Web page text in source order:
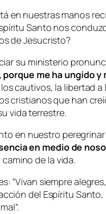
en nuestras manos
Santo nos
de Jesucristo?
su ministerio
me ha ungido y
cautivos, la libertad
cristianos que han
vida terrestre.
en nuestro
en medio de
de la vida.
“Vivan siempre
del Espíritu